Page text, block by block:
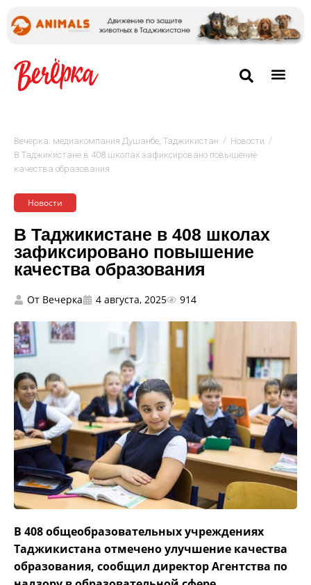
Вечёрка: медиакомпания Душанбе, Таджикистан / Новости /
В Таджикистане в 408 школах зафиксировано повышение
качества образования
Новости
В Таджикистане в 408 школах
зафиксировано повышение
качества образования
От Вечерка 4 августа, 2025 914
В 408 общеобразовательных учреждениях
Таджикистана отмечено улучшение качества
образования, сообщил директор Агентства по